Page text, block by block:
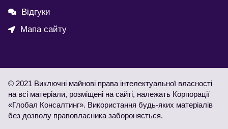
Відгуки
Мапа сайту
© 2021 Виключні майнові права інтелектуальної власності
на всі матеріали, розміщені на сайті, належать Корпорації
«Глобал Консалтинг». Використання будь-яких матеріалів
без дозволу правовласника забороняється.